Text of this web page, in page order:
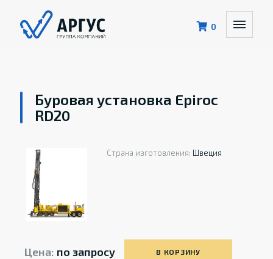
0
Буровая установка Epiroc
RD20
Страна изготовления: Швеция
Цена: по запросу В КОРЗИНУ